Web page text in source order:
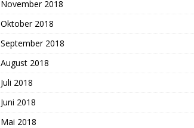
November 2018
Oktober 2018
September 2018
August 2018
Juli 2018
Juni 2018
Mai 2018